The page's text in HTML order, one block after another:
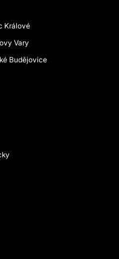
Králové
Vary
Budějovice